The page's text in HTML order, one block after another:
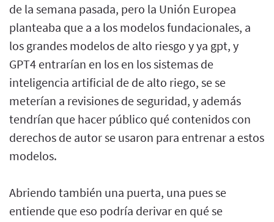
de la semana pasada, pero la Unión Europea
planteaba que a a los modelos fundacionales, a
los grandes modelos de alto riesgo y ya gpt, y
GPT4 entrarían en los en los sistemas de
inteligencia artificial de de alto riego, se se
meterían a revisiones de seguridad, y además
tendrían que hacer público qué contenidos con
derechos de autor se usaron para entrenar a estos
modelos.
Abriendo también una puerta, una pues se
entiende que eso podría derivar en qué se